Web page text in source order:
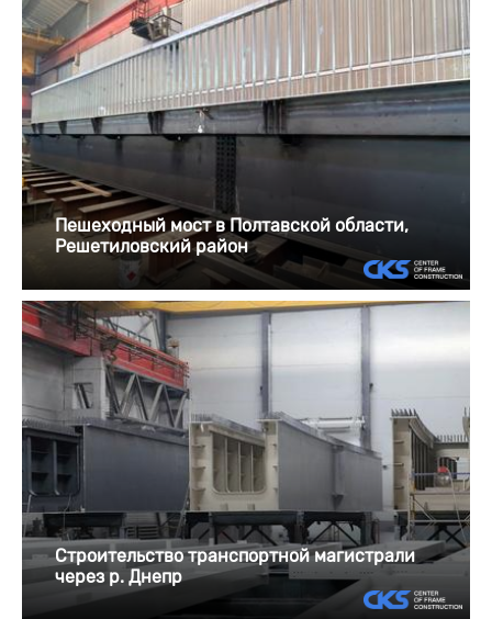
Пешеходный мост в Полтавской области,
Решетиловский район
Строительство транспортной магистрали
через р. Днепр